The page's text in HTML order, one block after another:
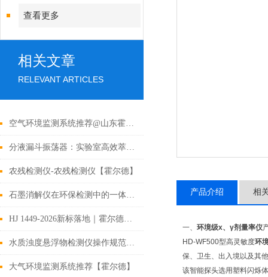
查看更多
相关文章
RELEVANT ARTICLES
空气环境监测系统推荐@山东霍尔德
分液漏斗振荡器：实验室高效萃取的智能利器
农残检测仪-农残检测仪【霍尔德】
石墨消解仪在环保检测中的一体化解决方案
HJ 1449-2026新标落地｜霍尔德水质氨氮测定仪全面契合国家最新水质检测标准
水质浊度悬浮物检测仪操作规范及日常维修保养技巧
大气环境监测系统推荐【霍尔德】
产品介绍 相
一、 环境级x、γ剂量率仪
HD-WF500型高灵敏度环
保、卫生、出入境以及其
该智能探头选用塑料闪烁